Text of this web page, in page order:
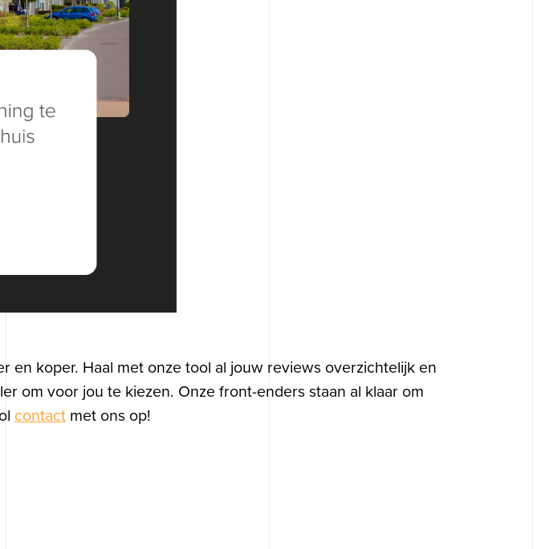
en koper. Haal met onze tool al jouw reviews overzichtelijk en
om voor jou te kiezen. Onze front-enders staan al klaar om
contact met ons op!
ontwerp